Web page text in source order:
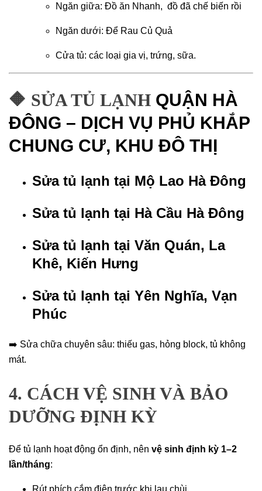
Ngăn giữa: Đồ ăn Nhanh, đồ đã chế biến rồi
Ngăn dưới: Để Rau Củ Quả
Cửa tủ: các loại gia vị, trứng, sữa.
🔶 SỬA TỦ LẠNH QUẬN HÀ
ĐÔNG – DỊCH VỤ PHỦ KHẮP
CHUNG CƯ, KHU ĐÔ THỊ
Sửa tủ lạnh tại Mộ Lao Hà Đông
Sửa tủ lạnh tại Hà Cầu Hà Đông
Sửa tủ lạnh tại Văn Quán, La
Khê, Kiến Hưng
Sửa tủ lạnh tại Yên Nghĩa, Vạn
Phúc
➡️ Sửa chữa chuyên sâu: thiếu gas, hỏng block, tủ không
mát.
4. CÁCH VỆ SINH VÀ BẢO
DƯỠNG ĐỊNH KỲ
Để tủ lạnh hoạt động ổn định, nên vệ sinh định kỳ 1–2
lần/tháng: